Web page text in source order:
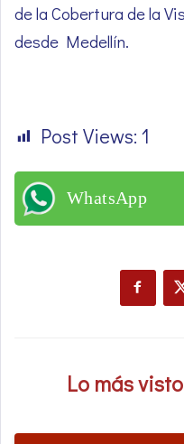
de la Cobertura de la
desde Medellín.
Post Views: 1
WhatsApp
Lo más